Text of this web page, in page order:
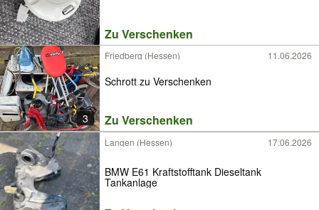
Zu Verschenken
3
Friedberg (Hessen) 11.06.2026
Schrott zu Verschenken
Zu Verschenken
Langen (Hessen) 17.06.2026
BMW E61 Kraftstofftank Dieseltank
Tankanlage